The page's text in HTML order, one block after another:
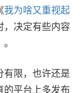
我为啥又重视起
，决定有些内容
限，也许还是
平台上多发布